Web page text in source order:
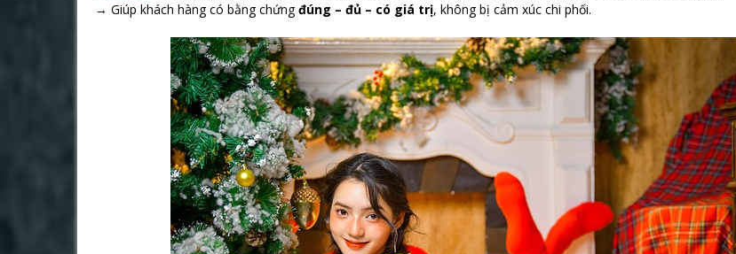
→ Giúp khách hàng có bằng chứngđúng – đủ – có giá trị, không bị cảm xúc chi phối.